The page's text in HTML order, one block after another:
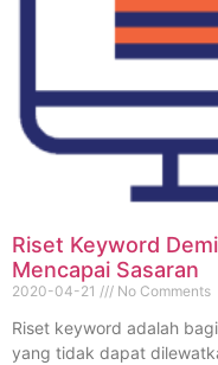
Riset Keyword
Mencapai Sasaran
2020-04-21 No Comments
Riset keyword adalah
yang tidak dapat